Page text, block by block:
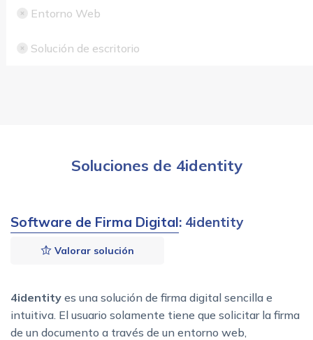
Entorno Web
Solución de escritorio
Soluciones de 4identity
Software de Firma Digital: 4identity
Valorar solución
4identity es una solución de firma digital sencilla e
intuitiva. El usuario solamente tiene que solicitar la firma
de un documento a través de un entorno web,